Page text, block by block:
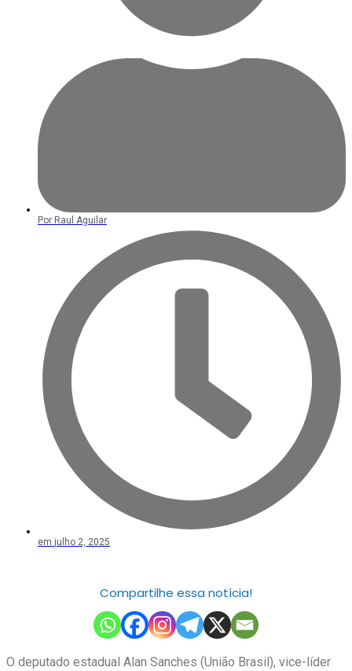
Por Raul Aguilar
em julho 2, 2025
Compartilhe essa notícia!
O deputado estadual Alan Sanches (União Brasil), vice-líder